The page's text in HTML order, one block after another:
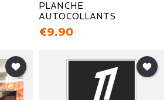
PLANCHE
AUTOCOLLANTS
価格
€9.90